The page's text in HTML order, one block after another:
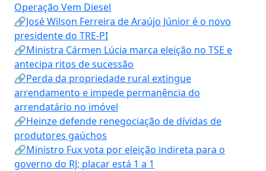
Operação Vem Diesel
🔗José Wilson Ferreira de Araújo Júnior é o novo
presidente do TRE-PI
🔗Ministra Cármen Lúcia marca eleição no TSE e
antecipa ritos de sucessão
🔗Perda da propriedade rural extingue
arrendamento e impede permanência do
arrendatário no imóvel
🔗Heinze defende renegociação de dívidas de
produtores gaúchos
🔗Ministro Fux vota por eleição indireta para o
governo do RJ; placar está 1 a 1